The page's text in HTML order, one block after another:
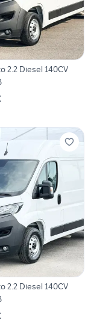
2.2 Diesel 140CV
2.2 Diesel 140CV